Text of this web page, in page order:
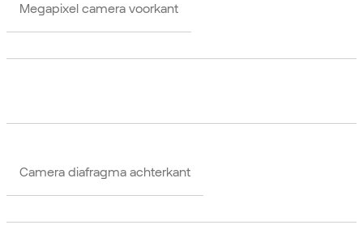
Megapixel camera voorkant
Camera diafragma achterkant